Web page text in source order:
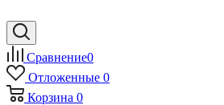
Сравнение0
Отложенные 0
Корзина 0